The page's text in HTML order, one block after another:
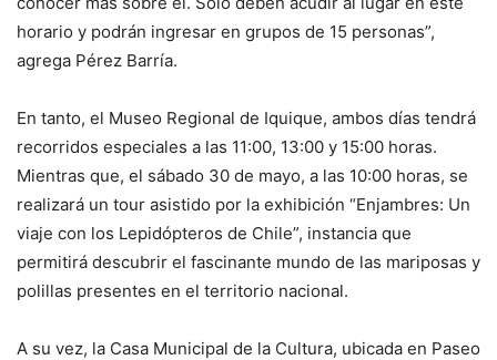
horario y podrán ingresar en grupos de 15 personas”,
agrega Pérez Barría.
En tanto, el Museo Regional de Iquique, ambos días tendrá
recorridos especiales a las 11:00, 13:00 y 15:00 horas.
Mientras que, el sábado 30 de mayo, a las 10:00 horas, se
realizará un tour asistido por la exhibición “Enjambres: Un
viaje con los Lepidópteros de Chile”, instancia que
permitirá descubrir el fascinante mundo de las mariposas y
polillas presentes en el territorio nacional.
A su vez, la Casa Municipal de la Cultura, ubicada en Paseo